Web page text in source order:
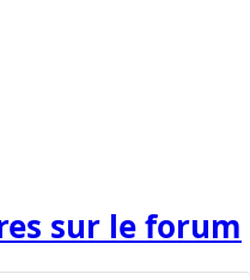
sur le forum